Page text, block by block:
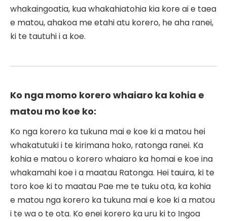
whakaingoatia, kua whakahiatohia kia kore ai e taea
e matou, ahakoa me etahi atu korero, he aha ranei,
ki te tautuhi i a koe.
Ko nga momo korero whaiaro ka kohia e
matou mo koe ko:
Ko nga korero ka tukuna mai e koe ki a matou hei
whakatutuki i te kirimana hoko, ratonga ranei. Ka
kohia e matou o korero whaiaro ka homai e koe ina
whakamahi koe i a maatau Ratonga. Hei tauira, ki te
toro koe ki to maatau Pae me te tuku ota, ka kohia
e matou nga korero ka tukuna mai e koe ki a matou
i te wa o te ota. Ko enei korero ka uru ki to Ingoa